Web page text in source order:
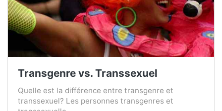
Transgenre vs. Transsexuel
Quelle est la différence entre transgenre et
transsexuel? Les personnes transgenres et